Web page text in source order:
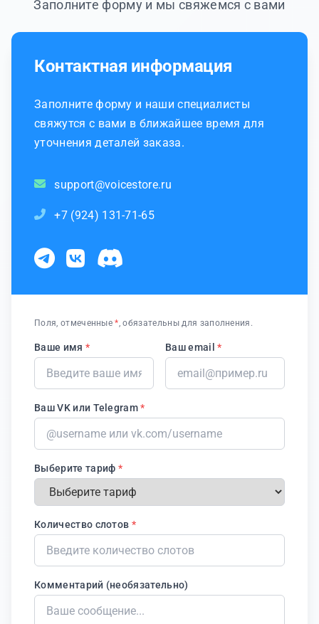
Заполните форму и мы свяжемся с вами
Контактная информация
Заполните форму и наши специалисты
свяжутся с вами в ближайшее время для
уточнения деталей заказа.
support@voicestore.ru
+7 (924) 131-71-65
Поля, отмеченные* , обязательны для заполнения.
Ваше имя * Ваш email*
Ваш VK или Telegram*
Выберите тариф *
Количество слотов *
Комментарий (необязательно)